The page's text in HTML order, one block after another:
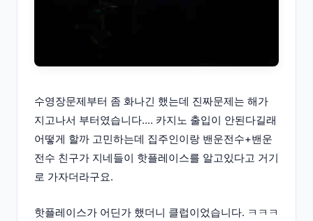
수영장문제부터 좀 화나긴 했는데 진짜문제는 해가
지고나서 부터였습니다.... 카지노 출입이 안된다길래
어떻게 할까 고민하는데 집주인이랑 밴운전수+밴운
전수 친구가 지네들이 핫플레이스를 알고있다고 거기
로 가자더라구요.
핫플레이스가 어딘가 했더니 클럽이었습니다. ㅋㅋㅋ